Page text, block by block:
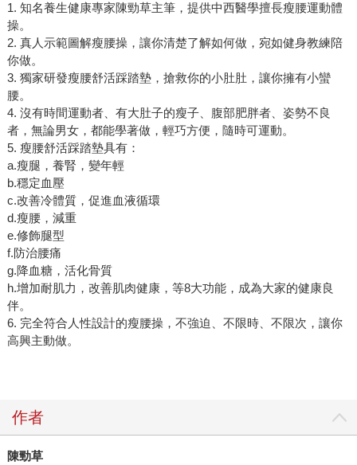
1. 知名養生健康專家陳勁草主筆，提供中西醫學擅長瘦腰運動體
操。
2. 真人示範圖解瘦腰操，讓你清楚了解如何做，宛如健身教練陪
你做。
3. 獨家研發瘦腰舒活踩踏墊，搶救你的小肚肚，讓你擁有小蠻
腰。
4. 沒有時間運動者、有大肚子的瘦子、腹部肥胖者、姿勢不良
者，無論男女，都能學著做，輕巧方便，隨時可運動。
5. 瘦腰舒活踩踏墊具有：
a.瘦腿，養腎，變年輕
b.穩定血壓
c.改善冷體質，促進血液循環
d.瘦腰，減重
e.修飾腿型
f.防治腰痛
g.降血糖，活化骨質
h.增加耐肌力，改善肌肉健康，等8大功能，成為大家的健康良
伴。
6. 完全符合人性設計的瘦腰操，不強迫、不限時、不限次，讓你
高興主動做。
作者
陳勁草